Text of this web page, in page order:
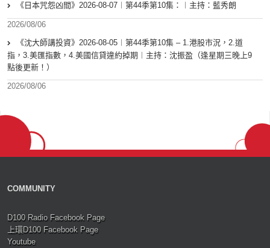
《日本咒怨凶間》2026-08-07︱第44季第10集：︱主持：藍秀朗
2026/08/06
《沈大師講投資》2026-08-05︱第44季第10集 – 1.港股市況，2.道
指，3.美匯指數，4.美國信貸違約掉期︱主持：沈振盈（逢星期三晚上9
點後更新！）
2026/08/06
COMMUNITY
D100 Radio Facebook Page
上環D100 Facebook Page
Youtube